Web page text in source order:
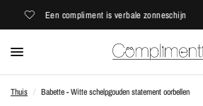
Een compliment is verbale zonneschijn
Thuis / Babette - Witte schelpgouden statement oorbellen